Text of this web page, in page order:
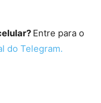
Entre para o
do Telegram.